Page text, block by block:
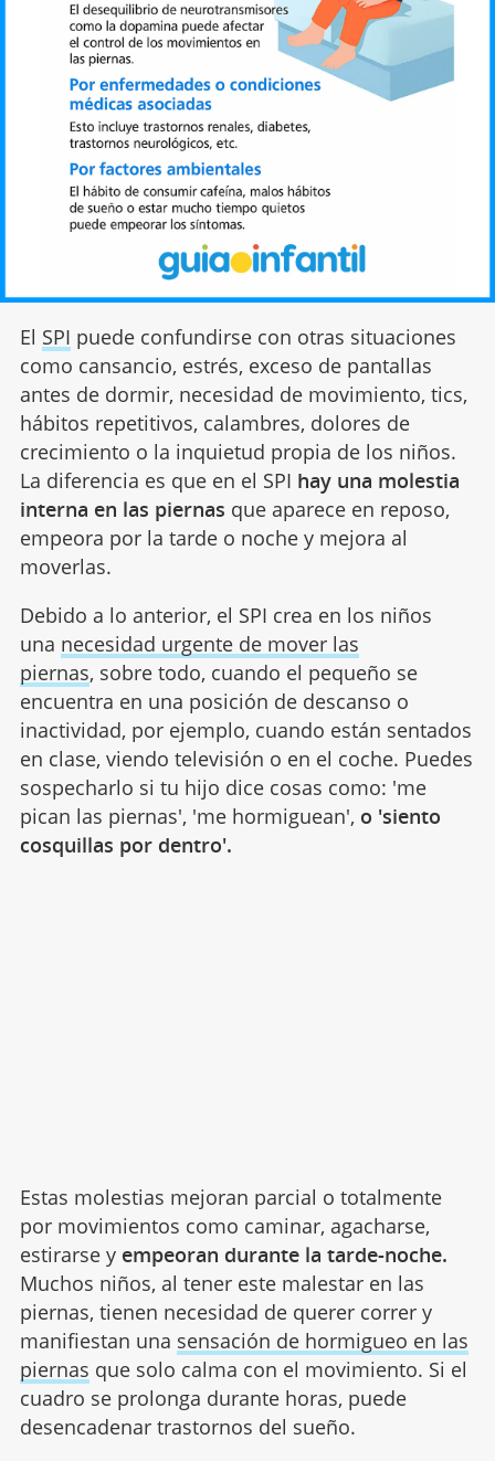
El SPI puede confundirse con otras situaciones
como cansancio, estrés, exceso de pantallas
antes de dormir, necesidad de movimiento, tics,
hábitos repetitivos, calambres, dolores de
crecimiento o la inquietud propia de los niños.
La diferencia es que en el SPI hay una molestia
interna en las piernas que aparece en reposo,
empeora por la tarde o noche y mejora al
moverlas.
Debido a lo anterior, el SPI crea en los niños
una necesidad urgente de mover las
piernas, sobre todo, cuando el pequeño se
encuentra en una posición de descanso o
inactividad, por ejemplo, cuando están sentados
en clase, viendo televisión o en el coche. Puedes
sospecharlo si tu hijo dice cosas como: 'me
pican las piernas', 'me hormiguean', o 'siento
cosquillas por dentro'.
Estas molestias mejoran parcial o totalmente
por movimientos como caminar, agacharse,
estirarse y empeoran durante la tarde-noche.
Muchos niños, al tener este malestar en las
piernas, tienen necesidad de querer correr y
manifiestan una sensación de hormigueo en las
piernas que solo calma con el movimiento. Si el
cuadro se prolonga durante horas, puede
desencadenar trastornos del sueño.